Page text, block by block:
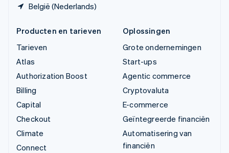
België (Nederlands)
Producten en tarieven
Tarieven
Atlas
Authorization Boost
Billing
Capital
Checkout
Climate
Connect
Oplossingen
Grote ondernemingen
Start-ups
Agentic commerce
Cryptovaluta
E-commerce
Geïntegreerde financiën
Automatisering van
financiën